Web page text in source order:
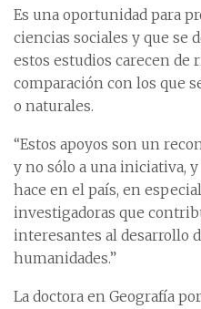
Es una oportunidad para
ciencias sociales y que se
estos estudios carecen de
comparación con los que
o naturales.
“Estos apoyos son un
y no sólo a una iniciativa,
hace en el país, en
investigadoras que
interesantes al desarrollo
humanidades.”
La doctora en Geografía